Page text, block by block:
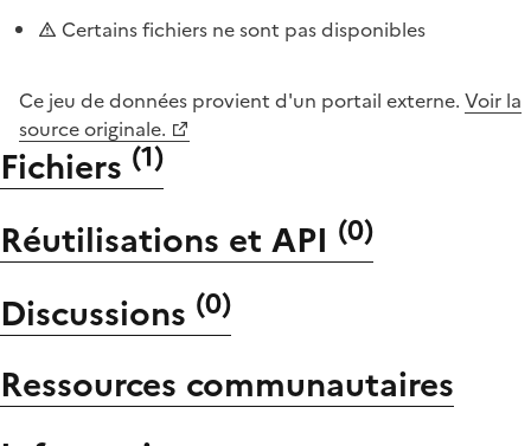
Certains fichiers ne sont pas disponibles
Ce jeu de données provient d'un portail externe. Voir la
source originale.
Fichiers (1)
Réutilisations et API (0)
Discussions (0)
Ressources communautaires